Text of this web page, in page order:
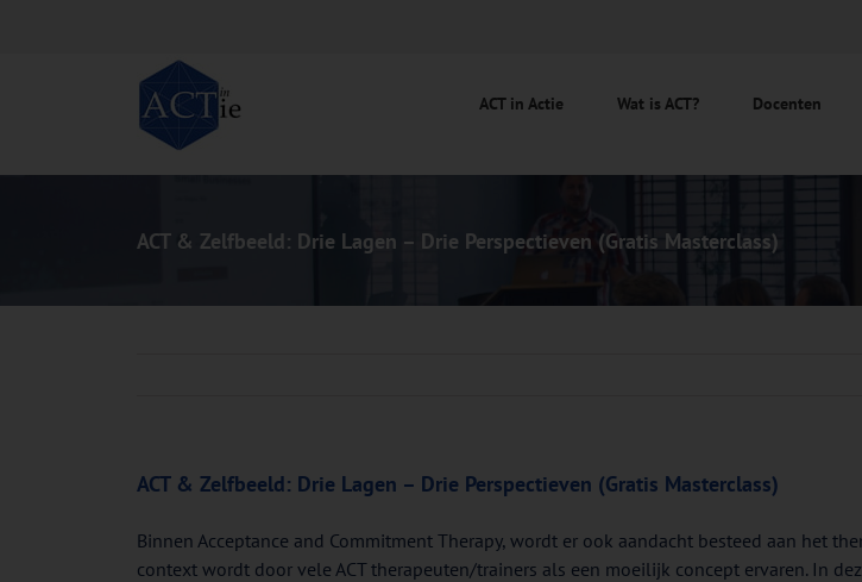
ACT in Actie Wat is ACT? Docenten
ACT & Zelfbeeld: Drie Lagen – Drie Perspectieven (Gratis Masterclass)
ACT & Zelfbeeld: Drie Lagen – Drie Perspectieven (Gratis Masterclass)
Binnen Acceptance and Commitment Therapy, wordt er ook aandacht besteed aan het
context wordt door vele ACT therapeuten/trainers als een moeilijk concept ervaren. In